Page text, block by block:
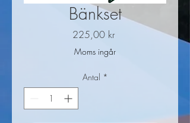
Bänkset
225,00 krPris
Moms ingår
Antal *